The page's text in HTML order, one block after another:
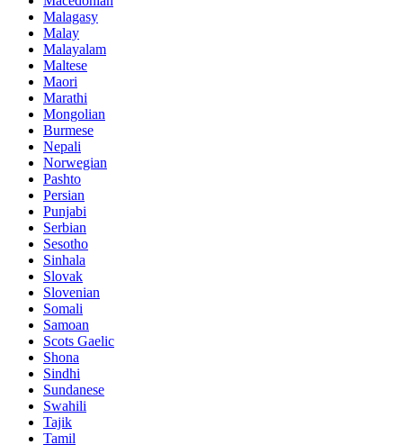
Malagasy
Malay
Malayalam
Maltese
Maori
Marathi
Mongolian
Burmese
Nepali
Norwegian
Pashto
Persian
Punjabi
Serbian
Sesotho
Sinhala
Slovak
Slovenian
Somali
Samoan
Scots Gaelic
Shona
Sindhi
Sundanese
Swahili
Tajik
Tamil